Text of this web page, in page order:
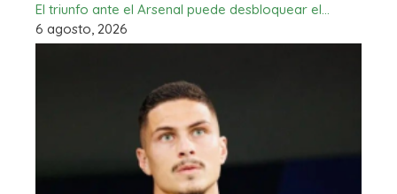
El triunfo ante el Arsenal puede desbloquear el…
6 agosto, 2026